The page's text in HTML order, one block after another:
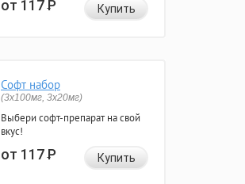
от 117Р Купить
Софт набор
(3x100мг, 3x20мг)
Выбери софт-препарат на свой
вкус!
от 117Р Купить